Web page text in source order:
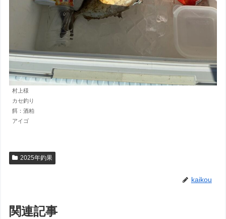
村上様
カセ釣り
餌：酒粕
アイゴ
2025年釣果
kaikou
関連記事